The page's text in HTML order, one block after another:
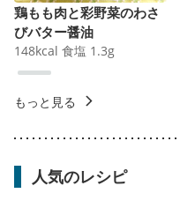
鶏もも肉と彩野菜のわさ
びバター醤油
148kcal 食塩 1.3g
もっと見る
人気のレシピ